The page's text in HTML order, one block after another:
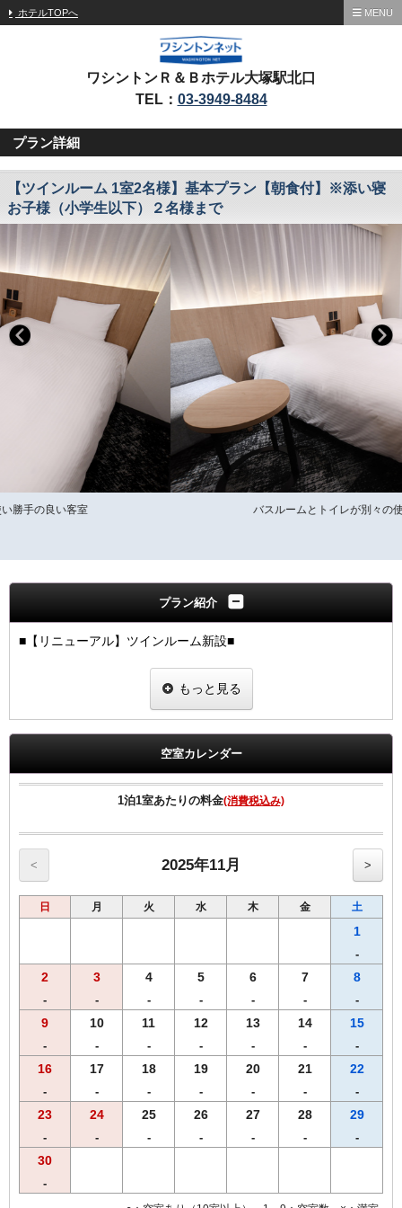
ホテルTOPへ MENU
ワシントンＲ＆Ｂホテル大塚駅北口
TEL： 03-3949-8484
プラン詳細
【ツインルーム 1室2名様】基本プラン【朝食付】※添い寝
お子様（小学生以下）２名様まで
バスルームとトイレが別々の使い勝手の良い客室
プラン紹介
■【リニューアル】ツインルーム新設■
・22平米のお部屋に2名様でご宿泊いただけるプランです。
・ベッドは１2０cmのセミダブルタイプを2台ご用意いたして
おります。
バスルームとトイレが別々の使い勝手の良い客室です。
・添い寝のお子様（小学生以下）は、２名様まで無料でご利用
・全室エアウィーヴ製マットレス設置。
【全プラン共通サービス】
・ウェルカムドリンクとしてＲ＆Ｂオリジナル挽きたてコーヒー
をご用意！
・全室インターネット回線接続可能（Wi-Fi・有線LAN）
スタッフが毎朝焼き上げる焼きたてパンをお召し上がりいただけ
【Ｒ＆Ｂホテル朝食メニュー（AM6：30-AM9：30）】
・自慢の焼きたてパン
・モーニングカレーライス
・フレッシュサラダ
・オーガニックグラノーラ（プレーン・フルーツ）
・ヨーグルト
・３種類のあたたかスープ
・香り高いＲ＆Ｂオリジナル挽きたてコーヒー
もっと見る
空室カレンダー
1泊1室あたりの料金(消費税込み)
< 2025年11月 >
日 月 火 水 木 金 土
1
-
2
-
3
-
4
-
5
-
6
-
7
-
8
-
9
-
10
-
11
-
12
-
13
-
14
-
15
-
16
-
17
-
18
-
19
-
20
-
21
-
22
-
23
-
24
-
25
-
26
-
27
-
28
-
29
-
30
-